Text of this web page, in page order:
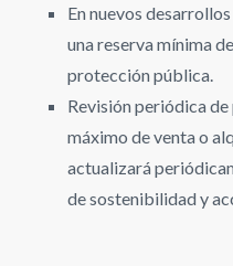
En nuevos
una reserva mínima
protección pública.
Revisión periódica
máximo de venta o
actualizará
de sostenibilidad y